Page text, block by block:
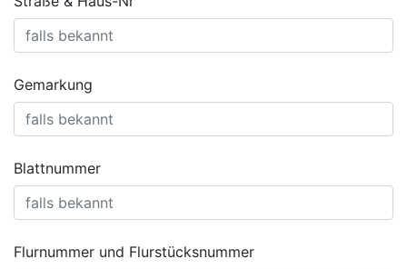
Gemarkung
Blattnummer
Flurnummer und Flurstücksnummer